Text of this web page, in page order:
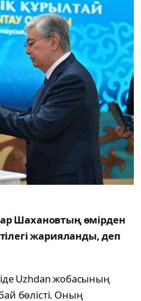
Шахановтың өмірден
жарияланды, деп
Uzhdan жобасының
бөлісті. Оның